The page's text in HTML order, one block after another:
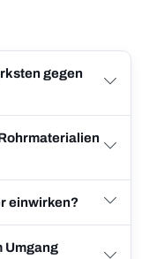
gegen
einwirken?
Umgang